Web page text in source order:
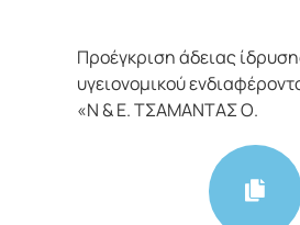
Προέγκριση άδειας
υγειονομικού
«Ν & Ε. ΤΣΑΜΑΝΤΑΣ Ο.